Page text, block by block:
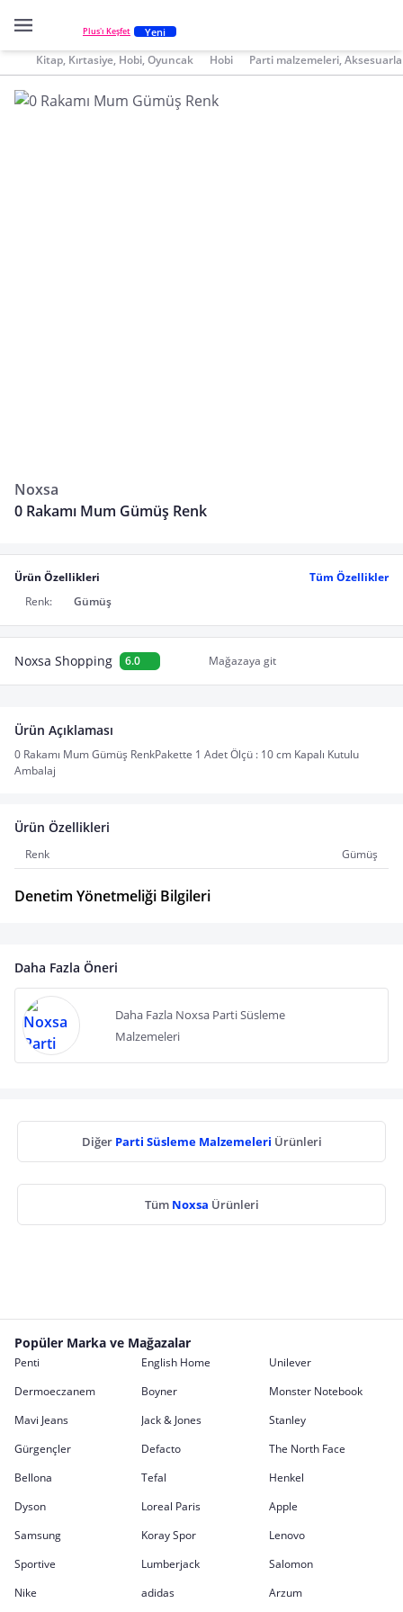
Plus'ı Keşfet Yeni
Kitap, Kırtasiye, Hobi, Oyuncak Hobi Parti malzemeleri,
Noxsa
0 Rakamı Mum Gümüş Renk
Ürün Özellikleri
Tüm Özellikler
Renk:
Gümüş
Noxsa Shopping 6.0 Mağazaya git
Ürün Açıklaması
0 Rakamı Mum Gümüş RenkPakette 1 Adet Ölçü : 10 cm Kapalı Kutulu
Ambalaj
Ürün Özellikleri
Renk Gümüş
Denetim Yönetmeliği Bilgileri
Daha Fazla Öneri
Daha Fazla Noxsa Parti Süsleme
Malzemeleri
Diğer Parti Süsleme Malzemeleri Ürünleri
Tüm Noxsa Ürünleri
Popüler Marka ve Mağazalar
Penti English Home
Unilever
Dermoeczanem
Boyner
Monster Notebook
Mavi Jeans
Jack & Jones
Stanley
Gürgençler
Defacto
The North Face
Bellona
Tefal
Henkel
Dyson
Loreal Paris
Apple
Samsung
Koray Spor
Lenovo
Sportive
Lumberjack
Salomon
Nike
adidas Arzum